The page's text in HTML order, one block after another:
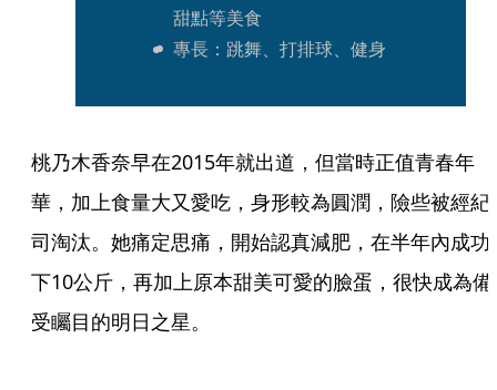
甜點等美食
專長：跳舞、打排球、健身
桃乃木香奈早在2015年就出道，但當時正值青春年
華，加上食量大又愛吃，身形較為圓潤，險些被經紀
司淘汰。她痛定思痛，開始認真減肥，在半年內成功
下10公斤，再加上原本甜美可愛的臉蛋，很快成為備
受矚目的明日之星。